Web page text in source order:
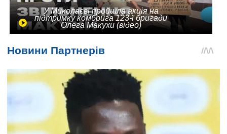
У Миколаєві пройшла акція на
підтримку комбрига 123-ї бригади
Олега Макухи (відео)